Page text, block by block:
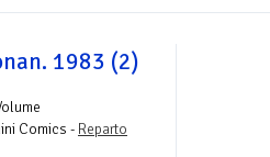
1983 (2)
Comics - Reparto